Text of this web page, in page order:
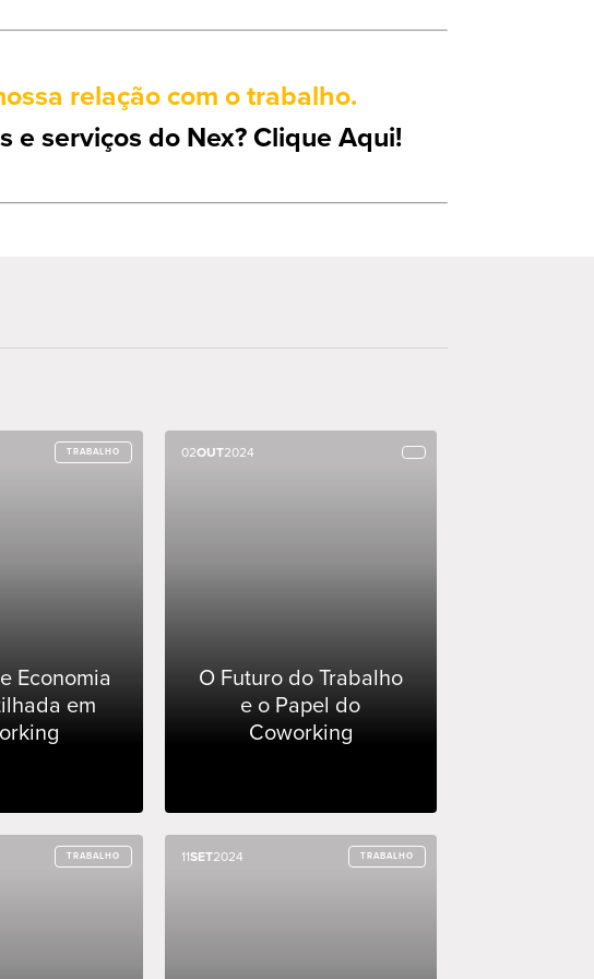
relação com o trabalho.
e serviços do Nex? Clique Aqui!
TRABALHO
Economia
em
TRABALHO 02OUT2024
O Futuro do Trabalho
e o Papel do
Coworking
02OUT2024
TRABALHO
TRABALHO 11SET2024 TRABALHO
11SET2024 TRABALHO